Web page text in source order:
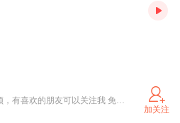
分享各种精彩戏曲音频，有喜欢的朋友可以关注我 免责声明 本主播提供的戏曲资源收集于互联网和朋友赠送，仅供欣赏，学习交流，如存在版权问题或侵犯您的利益请通知我们，将立即给予删除。
加关注